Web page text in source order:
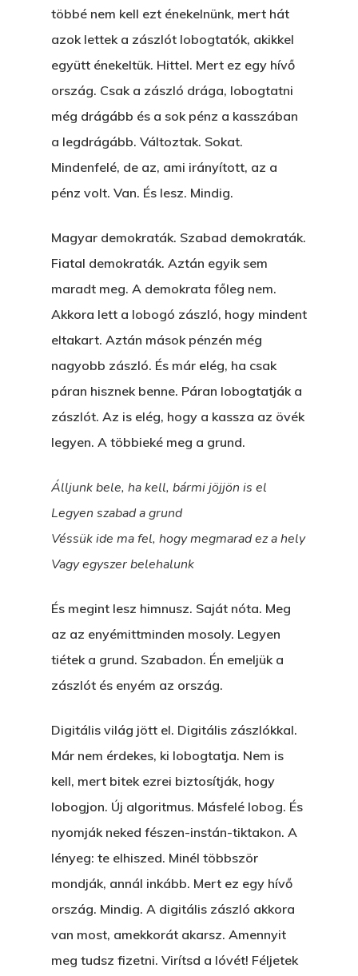
többé nem kell ezt énekelnünk, mert hát
azok lettek a zászlót lobogtatók, akikkel
együtt énekeltük. Hittel. Mert ez egy hívő
ország. Csak a zászló drága, lobogtatni
még drágább és a sok pénz a kasszában
a legdrágább. Változtak. Sokat.
Mindenfelé, de az, ami irányított, az a
pénz volt. Van. És lesz. Mindig.
Magyar demokraták. Szabad demokraták.
Fiatal demokraták. Aztán egyik sem
maradt meg. A demokrata főleg nem.
Akkora lett a lobogó zászló, hogy mindent
eltakart. Aztán mások pénzén még
nagyobb zászló. És már elég, ha csak
páran hisznek benne. Páran lobogtatják a
zászlót. Az is elég, hogy a kassza az övék
legyen. A többieké meg a grund.
Álljunk bele, ha kell, bármi jöjjön is el
Legyen szabad a grund
Véssük ide ma fel, hogy megmarad ez a hely
Vagy egyszer belehalunk
És megint lesz himnusz. Saját nóta. Meg
az az enyémittminden mosoly. Legyen
tiétek a grund. Szabadon. Én emeljük a
zászlót és enyém az ország.
Digitális világ jött el. Digitális zászlókkal.
Már nem érdekes, ki lobogtatja. Nem is
kell, mert bitek ezrei biztosítják, hogy
lobogjon. Új algoritmus. Másfelé lobog. És
nyomják neked fészen-instán-tiktakon. A
lényeg: te elhiszed. Minél többször
mondják, annál inkább. Mert ez egy hívő
ország. Mindig. A digitális zászló akkora
van most, amekkorát akarsz. Amennyit
meg tudsz fizetni. Virítsd a lóvét! Féljetek